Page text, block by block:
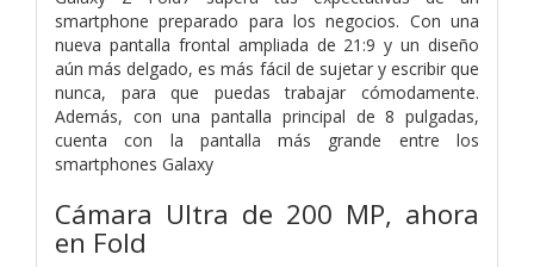
smartphone preparado para los negocios. Con una
nueva pantalla frontal ampliada de 21:9 y un diseño
aún más delgado, es más fácil de sujetar y escribir que
nunca, para que puedas trabajar cómodamente.
Además, con una pantalla principal de 8 pulgadas,
cuenta con la pantalla más grande entre los
smartphones Galaxy
Cámara Ultra de 200 MP, ahora
en Fold